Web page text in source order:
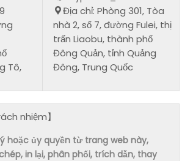
Tô,
Địa chỉ: Phòng 301, Tòa
nhà 2, số 7, đường Fulei, thị
trấn Liaobu, thành phố
Đông Quản, tỉnh Quảng
Đông, Trung Quốc
nhiệm】
hoặc ủy quyền từ trang web này,
in lại, phân phối, trích dẫn, thay